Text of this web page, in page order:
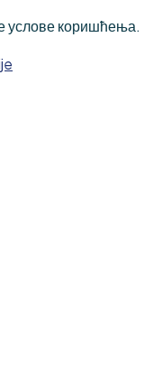
услове коришћења.